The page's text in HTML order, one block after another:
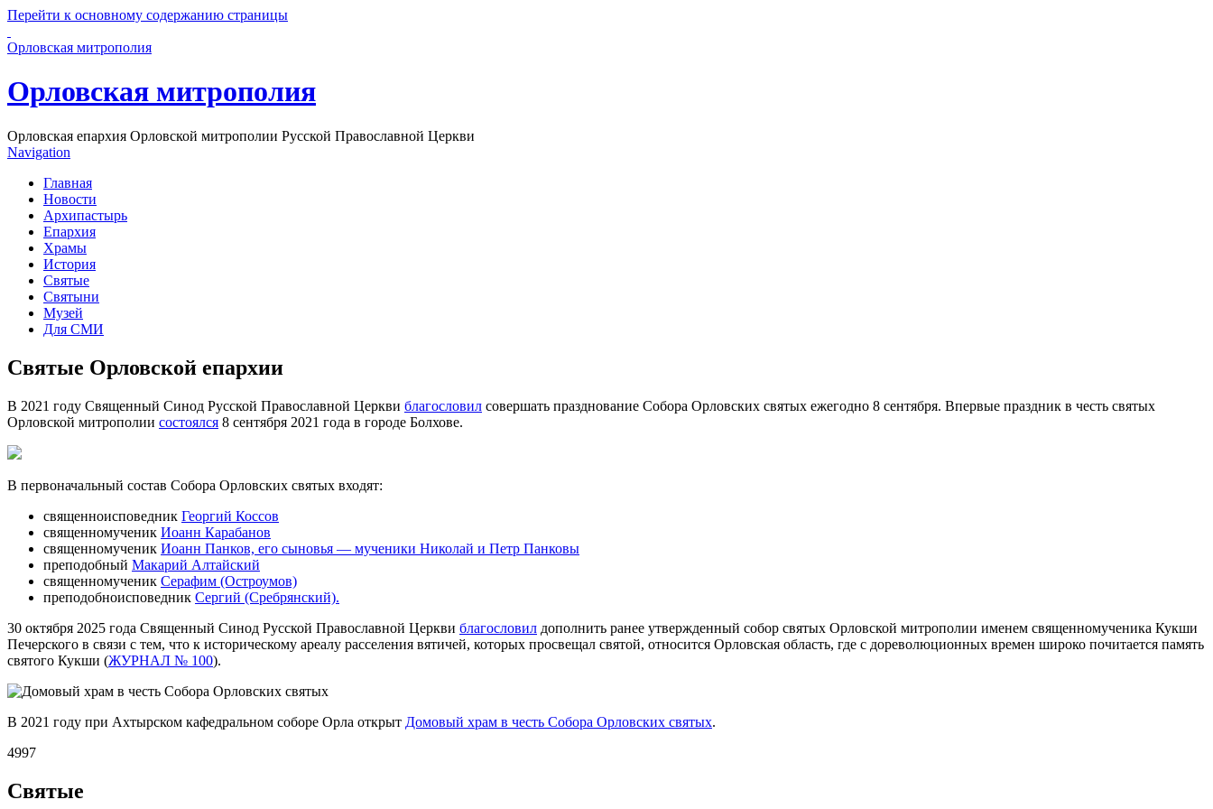
Перейти к основному содержанию страницы
Орловская митрополия
Орловская митрополия
Орловская епархия Орловской митрополии Русской Православной Церкви
Navigation
Главная
Новости
Архипастырь
Епархия
Храмы
История
Святые
Святыни
Музей
Для СМИ
Святые Орловской епархии
В 2021 году Священный Синод Русской Православной Церкви благословил совершать празднование Собора Орловских святых ежегодно 8 сентября. Впервые праздник в честь святых
Орловской митрополии состоялся 8 сентября 2021 года в городе Болхове.
В первоначальный состав Собора Орловских святых входят:
священноисповедник Георгий Коссов
священномученик Иоанн Карабанов
священномученик Иоанн Панков, его сыновья — мученики Николай и Петр Панковы
преподобный Макарий Алтайский
священномученик Серафим (Остроумов)
преподобноисповедник Сергий (Сребрянский).
30 октября 2025 года Священный Синод Русской Православной Церкви благословил дополнить ранее утвержденный собор святых Орловской митрополии именем священномученика Кукши
Печерского в связи с тем, что к историческому ареалу расселения вятичей, которых просвещал святой, относится Орловская область, где с дореволюционных времен широко почитается память
святого Кукши (ЖУРНАЛ № 100).
В 2021 году при Ахтырском кафедральном соборе Орла открыт Домовый храм в честь Собора Орловских святых.
4997
Святые